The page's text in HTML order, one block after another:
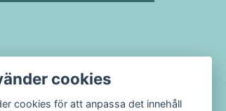
cookies
cookies för att anpassa det innehåll